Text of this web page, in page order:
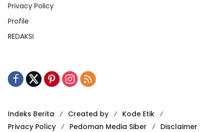
Privacy Policy
Profile
REDAKSI
Indeks Berita Created by
Kode Etik
Privacy Policy
Pedoman Media Siber
Disclaimer